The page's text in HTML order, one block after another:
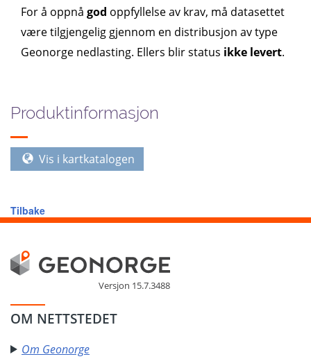
For å oppnå god oppfyllelse av krav, må datasettet
være tilgjengelig gjennom en distribusjon av type
Geonorge nedlasting. Ellers blir status ikke levert.
Produktinformasjon
Vis i kartkatalogen
Tilbake